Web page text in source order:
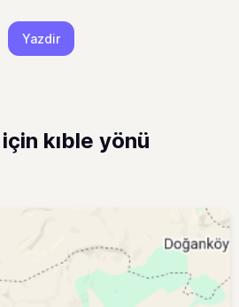
Yazdir
için kıble yönü